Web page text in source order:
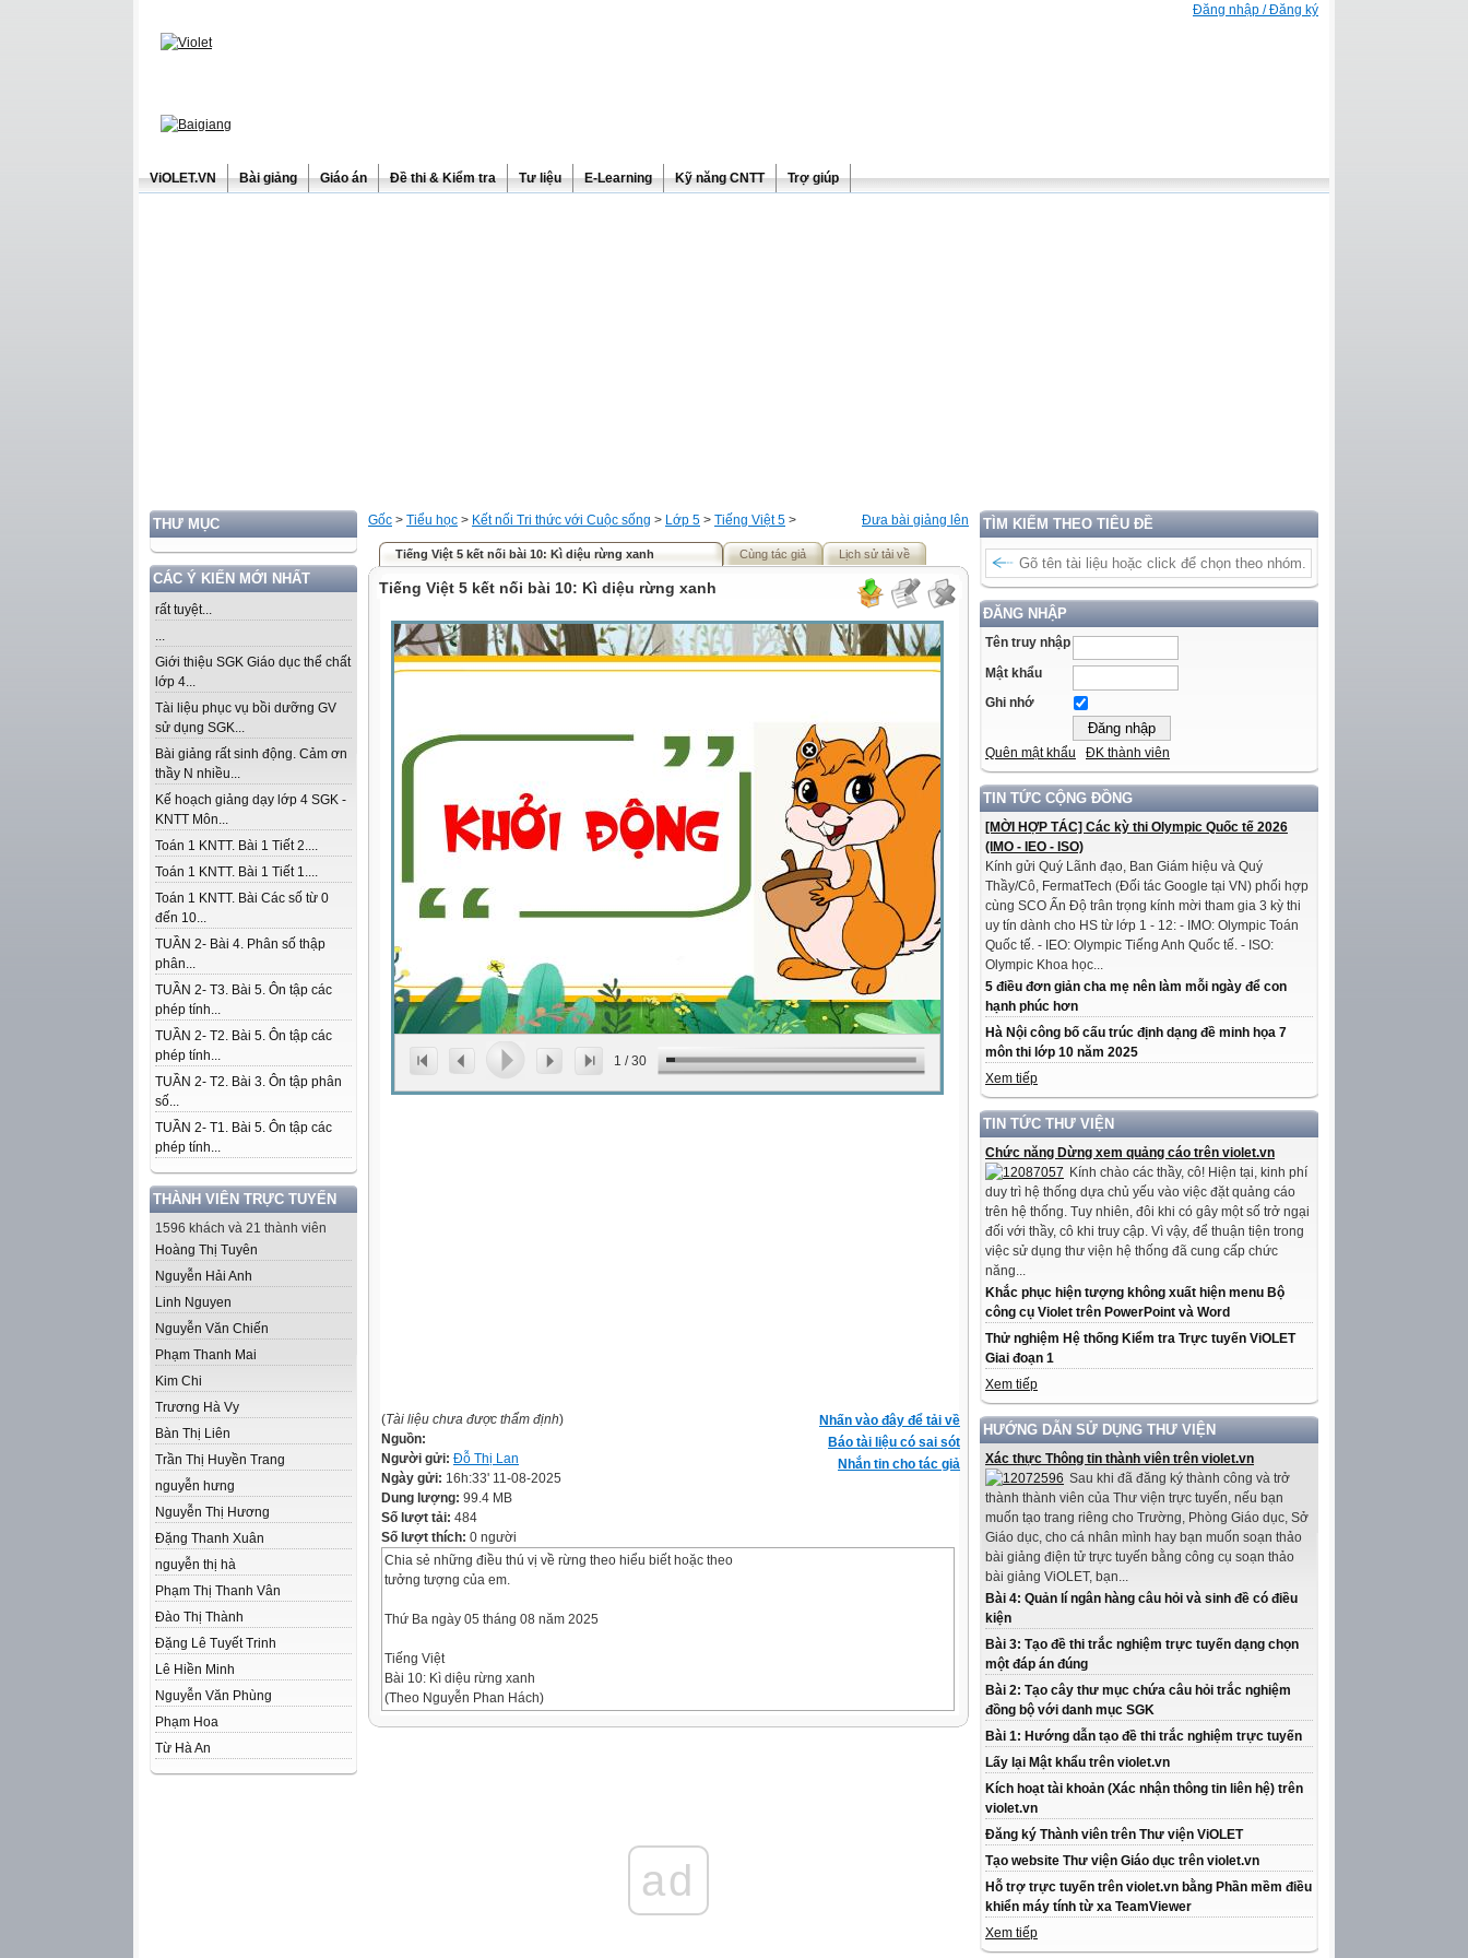
Đăng nhập / Đăng ký
ViOLET.VN Bài giảng Giáo án Đề thi & Kiểm tra Tư liệu E-Learning Kỹ năng CNTT Trợ giúp
THƯ MỤC
CÁC Ý KIẾN MỚI NHẤT
rất tuyệt...
...
Giới thiệu SGK Giáo dục thể chất
lớp 4...
Tài liệu phục vụ bồi dưỡng GV
sử dụng SGK...
Bài giảng rất sinh động. Cảm ơn
thầy N nhiều...
Kế hoạch giảng dạy lớp 4 SGK -
KNTT Môn...
Toán 1 KNTT. Bài 1 Tiết 2....
Toán 1 KNTT. Bài 1 Tiết 1....
Toán 1 KNTT. Bài Các số từ 0
đến 10...
TUẦN 2- Bài 4. Phân số thập
phân...
TUẦN 2- T3. Bài 5. Ôn tập các
phép tính...
TUẦN 2- T2. Bài 5. Ôn tập các
phép tính...
TUẦN 2- T2. Bài 3. Ôn tập phân
số...
TUẦN 2- T1. Bài 5. Ôn tập các
phép tính...
THÀNH VIÊN TRỰC TUYẾN
1596 khách và 21 thành viên
Hoàng Thị Tuyên
Nguyễn Hải Anh
Linh Nguyen
Nguyễn Văn Chiến
Phạm Thanh Mai
Kim Chi
Trương Hà Vy
Bàn Thị Liên
Trần Thị Huyền Trang
nguyễn hưng
Nguyễn Thị Hương
Đặng Thanh Xuân
nguyễn thị hà
Phạm Thị Thanh Vân
Đào Thị Thành
Đặng Lê Tuyết Trinh
Lê Hiền Minh
Nguyễn Văn Phùng
Phạm Hoa
Từ Hà An
TÌM KIẾM THEO TIÊU ĐỀ
ĐĂNG NHẬP
Tên truy nhập
Mật khẩu
Ghi nhớ
Quên mật khẩu ĐK thành viên
TIN TỨC CỘNG ĐỒNG
[MỜI HỢP TÁC] Các kỳ thi Olympic Quốc tế 2026
(IMO - IEO - ISO)
Kính gửi Quý Lãnh đạo, Ban Giám hiệu và Quý
Thầy/Cô, FermatTech (Đối tác Google tại VN) phối hợp
cùng SCO Ấn Độ trân trọng kính mời tham gia 3 kỳ thi
uy tín dành cho HS từ lớp 1 - 12: - IMO: Olympic Toán
Quốc tế. - IEO: Olympic Tiếng Anh Quốc tế. - ISO:
Olympic Khoa học...
5 điều đơn giản cha mẹ nên làm mỗi ngày để con
hạnh phúc hơn
Hà Nội công bố cấu trúc định dạng đề minh họa 7
môn thi lớp 10 năm 2025
Xem tiếp
TIN TỨC THƯ VIỆN
Chức năng Dừng xem quảng cáo trên violet.vn
Kính chào các thầy, cô! Hiện tại, kinh phí
duy trì hệ thống dựa chủ yếu vào việc đặt quảng cáo
trên hệ thống. Tuy nhiên, đôi khi có gây một số trở ngại
đối với thầy, cô khi truy cập. Vì vậy, để thuận tiện trong
việc sử dụng thư viện hệ thống đã cung cấp chức
năng...
Khắc phục hiện tượng không xuất hiện menu Bộ
công cụ Violet trên PowerPoint và Word
Thử nghiệm Hệ thống Kiểm tra Trực tuyến ViOLET
Giai đoạn 1
Xem tiếp
HƯỚNG DẪN SỬ DỤNG THƯ VIỆN
Xác thực Thông tin thành viên trên violet.vn
Sau khi đã đăng ký thành công và trở
thành thành viên của Thư viện trực tuyến, nếu bạn
muốn tạo trang riêng cho Trường, Phòng Giáo dục, Sở
Giáo dục, cho cá nhân mình hay bạn muốn soạn thảo
bài giảng điện tử trực tuyến bằng công cụ soạn thảo
bài giảng ViOLET, bạn...
Bài 4: Quản lí ngân hàng câu hỏi và sinh đề có điều
kiện
Bài 3: Tạo đề thi trắc nghiệm trực tuyến dạng chọn
một đáp án đúng
Bài 2: Tạo cây thư mục chứa câu hỏi trắc nghiệm
đồng bộ với danh mục SGK
Bài 1: Hướng dẫn tạo đề thi trắc nghiệm trực tuyến
Lấy lại Mật khẩu trên violet.vn
Kích hoạt tài khoản (Xác nhận thông tin liên hệ) trên
violet.vn
Đăng ký Thành viên trên Thư viện ViOLET
Tạo website Thư viện Giáo dục trên violet.vn
Hỗ trợ trực tuyến trên violet.vn bằng Phần mềm điều
khiển máy tính từ xa TeamViewer
Xem tiếp
Đưa bài giảng lên
Gốc > Tiểu học > Kết nối Tri thức với Cuộc sống > Lớp 5 > Tiếng Việt 5 >
Tiếng Việt 5 kết nối bài 10: Kì diệu rừng xanh Cùng tác giả Lịch sử tải về
Tiếng Việt 5 kết nối bài 10: Kì diệu rừng xanh
1 /30
Nhấn vào đây để tải về
Báo tài liệu có sai sót
Nhắn tin cho tác giả
(Tài liệu chưa được thẩm định)
Nguồn:
Người gửi: Đỗ Thị Lan
Ngày gửi: 16h:33' 11-08-2025
Dung lượng: 99.4 MB
Số lượt tải: 484
Số lượt thích: 0 người
Chia sẻ những điều thú vị về rừng theo hiểu biết hoặc theo
tưởng tượng của em.
Thứ Ba ngày 05 tháng 08 năm 2025
Tiếng Việt
Bài 10: Kì diệu rừng xanh
(Theo Nguyễn Phan Hách)
Nắng trưa đã rọi xuống đỉnh đầu mà rừng sâu vẫn ẩm lạnh, ánh nắng lọt qua lá trong
xanh. Chúng tôi đi đến đâu, rừng rào rào chuyển động đến đấy. Những con vượn bạc
má ôm con gọn ghẽ chuyền nhanh như tia chớp. Những con chồn sóc với chùm lông
ad